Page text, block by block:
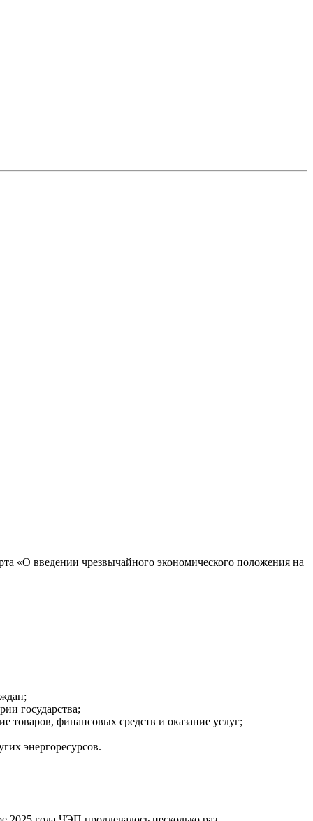
«О введении чрезвычайного экономического положения на
государства;
товаров, финансовых средств и оказание услуг;
энергоресурсов.